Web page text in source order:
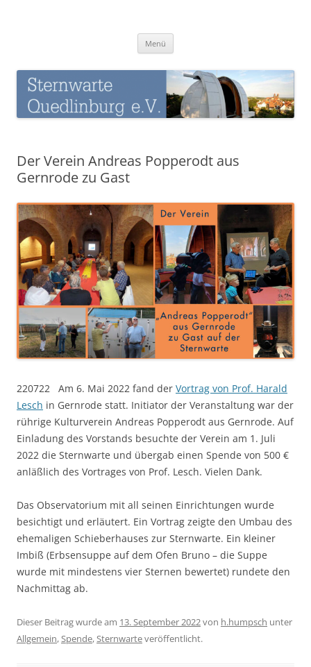
Menü
Der Verein Andreas Popperodt aus
Gernrode zu Gast
220722 Am 6. Mai 2022 fand der Vortrag von Prof. Harald
Lesch in Gernrode statt. Initiator der Veranstaltung war der
rührige Kulturverein Andreas Popperodt aus Gernrode. Auf
Einladung des Vorstands besuchte der Verein am 1. Juli
2022 die Sternwarte und übergab einen Spende von 500 €
anläßlich des Vortrages von Prof. Lesch. Vielen Dank.
Das Observatorium mit all seinen Einrichtungen wurde
besichtigt und erläutert. Ein Vortrag zeigte den Umbau des
ehemaligen Schieberhauses zur Sternwarte. Ein kleiner
Imbiß (Erbsensuppe auf dem Ofen Bruno – die Suppe
wurde mit mindestens vier Sternen bewertet) rundete den
Nachmittag ab.
Dieser Beitrag wurde am 13. September 2022von h.humpsch unter
Allgemein, Spende, Sternwarteveröffentlicht.